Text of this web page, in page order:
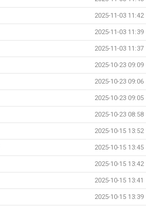
2025-11-03 11:42
2025-11-03 11:39
2025-11-03 11:37
2025-10-23 09:09
2025-10-23 09:06
2025-10-23 09:05
2025-10-23 08:58
2025-10-15 13:52
2025-10-15 13:45
2025-10-15 13:42
2025-10-15 13:41
2025-10-15 13:39